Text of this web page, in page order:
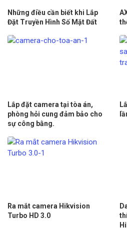
Những điều cần biết khi Lắp
Đặt Truyền Hình Số Mặt Đất
Lắp đặt camera tại tòa án,
phòng hỏi cung đảm bảo cho
sự công bằng.
Ra mắt camera Hikvision
Turbo HD 3.0